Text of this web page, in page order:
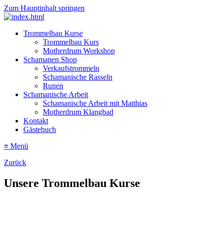
Zum Hauptinhalt springen
Trommelbau Kurse
Trommelbau Kurs
Motherdrum Workshop
Schamanen Shop
Verkaufstrommeln
Schamanische Rasseln
Runen
Schamanische Arbeit
Schamanische Arbeit mit Matthias
Motherdrum Klangbad
Kontakt
Gästebuch
≡ Menü
Zurück
Unsere Trommelbau Kurse